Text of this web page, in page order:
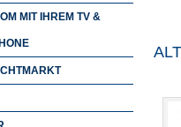
MIT IHREM TV &